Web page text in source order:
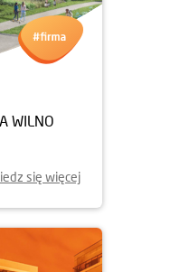
WILNO
się więcej